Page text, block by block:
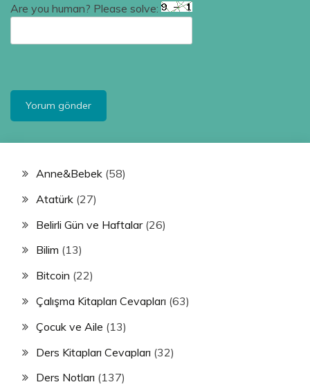
Are you human? Please solve:
Anne&Bebek (58)
Atatürk (27)
Belirli Gün ve Haftalar(26)
Bilim (13)
Bitcoin (22)
Çalışma Kitapları Cevapları (63)
Çocuk ve Aile (13)
Ders Kitapları Cevapları (32)
Ders Notları (137)